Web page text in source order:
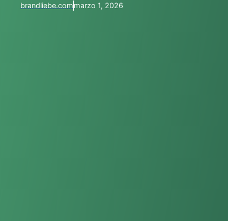
brandliebe.commarzo 1, 2026